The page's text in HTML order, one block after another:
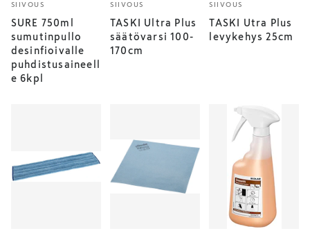
SIIVOUS
SURE 750ml
sumutinpullo
desinfioivalle
puhdistusaineell
e 6kpl
SIIVOUS
TASKI Ultra Plus
säätövarsi 100-
170cm
SIIVOUS
TASKI Utra Plus
levykehys 25cm